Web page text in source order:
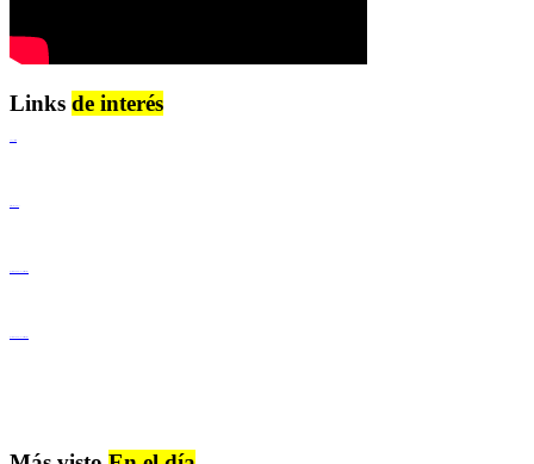
Links de interés